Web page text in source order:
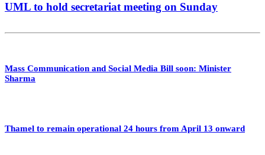
UML to hold secretariat meeting on Sunday
Mass Communication and Social Media Bill soon: Minister
Sharma
Thamel to remain operational 24 hours from April 13 onward